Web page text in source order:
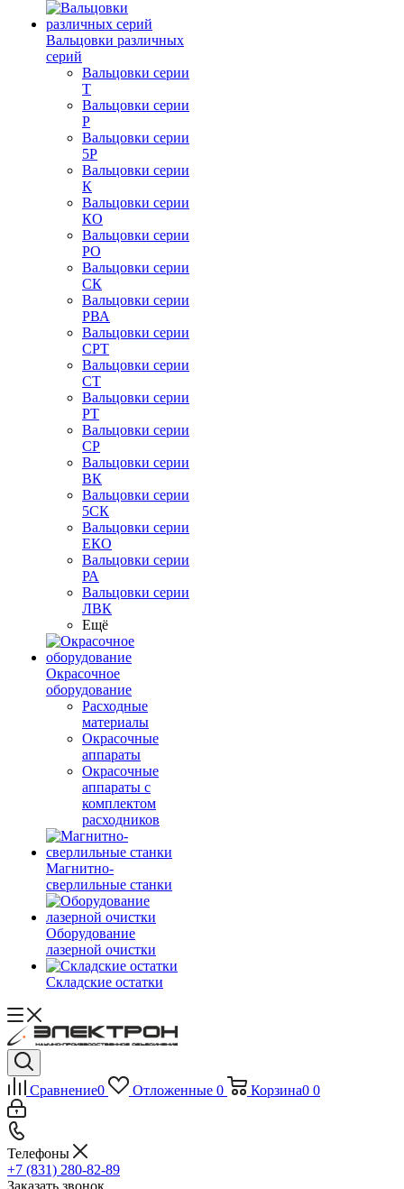
Вальцовки различных
серий
Вальцовки серии
Т
Вальцовки серии
Р
Вальцовки серии
5Р
Вальцовки серии
К
Вальцовки серии
КО
Вальцовки серии
РО
Вальцовки серии
СК
Вальцовки серии
РВА
Вальцовки серии
СРТ
Вальцовки серии
СТ
Вальцовки серии
РТ
Вальцовки серии
СР
Вальцовки серии
ВК
Вальцовки серии
5СК
Вальцовки серии
ЕКО
Вальцовки серии
РА
Вальцовки серии
ЛВК
Ещё
Окрасочное
оборудование
Расходные
материалы
Окрасочные
аппараты
Окрасочные
аппараты с
комплектом
расходников
Магнитно-
сверлильные станки
Оборудование
лазерной очистки
Складские остатки
Сравнение0 Отложенные 0 Корзина0 0
Телефоны
+7 (831) 280-82-89
Заказать звонок